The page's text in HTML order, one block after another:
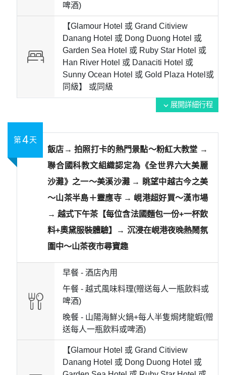
啤酒)
【Glamour Hotel 或 Grand Citiview
Danang Hotel 或 Dong Duong Hotel 或
Garden Sea Hotel 或 Ruby Star Hotel 或
Han River Hotel 或 Danaciti Hotel 或
Sunny Ocean Hotel 或 Gold Plaza Hotel或
同級】 或同級
expand_more 展開詳細行程
第4天
飯店→ 拍照打卡的熱門景點～粉紅大教堂 →
聯合國科教文組織認定為《全世界六大美麗
沙灘》之一～美溪沙灘 → 眺望中越古今之美
～山茶半島＋靈應寺 → 峴港超好買～漢市場
→ 越式下午茶【每位含法國麵包一份+一杯飲
料+奧黛服裝體驗】→ 沉浸在峴港夜晚熱鬧氛
圍中～山茶夜市尋寶趣
早餐 - 酒店內用
午餐 - 越式風味料理(贈送每人一瓶飲料或
啤酒)
晚餐 - 山陽海鮮火鍋+每人半隻焗烤龍蝦(贈
送每人一瓶飲料或啤酒)
【Glamour Hotel 或 Grand Citiview
Danang Hotel 或 Dong Duong Hotel 或